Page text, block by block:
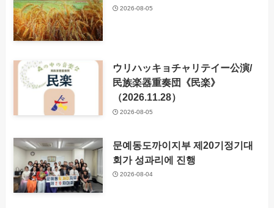
2026-08-05
ウリハッキョチャリテイー公演/
民族楽器重奏団《民楽》
（2026.11.28）
2026-08-05
문예동도까이지부 제20기정기대
회가 성과리에 진행
2026-08-04